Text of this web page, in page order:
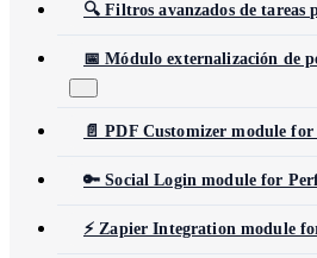
🔍 Filtros avanzados de tareas
📅 Módulo externalización de
📄 PDF Customizer module for
🔑 Social Login module for
⚡ Zapier Integration module